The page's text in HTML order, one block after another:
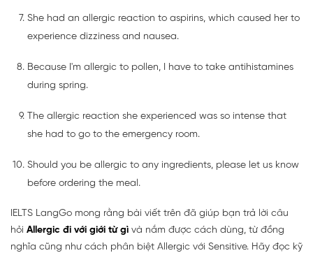
She had an allergic reaction to aspirins, which caused her to
experience dizziness and nausea.
Because I'm allergic to pollen, I have to take antihistamines
during spring.
The allergic reaction she experienced was so intense that
she had to go to the emergency room.
Should you be allergic to any ingredients, please let us know
before ordering the meal.
IELTS LangGo mong rằng bài viết trên đã giúp bạn trả lời câu
hỏi Allergic đi với giới từ gì và nắm được cách dùng, từ đồng
nghĩa cũng như cách phân biệt Allergic với Sensitive. Hãy đọc kỹ